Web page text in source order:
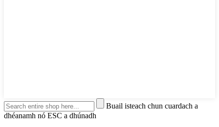
Buail isteach chun cuardach a
dhéanamh nó ESC a dhúnadh